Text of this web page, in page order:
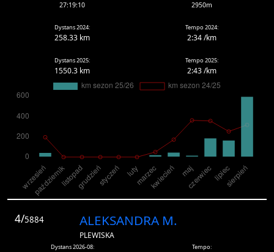
27:19:10
2950m
Dystans 2024:
258.33 km
Tempo 2024:
2:34 /km
Dystans 2025:
1550.3 km
Tempo 2025:
2:43 /km
4/5884 ALEKSANDRA M.
PLEWISKA
Dystans 2026-08: Tempo: